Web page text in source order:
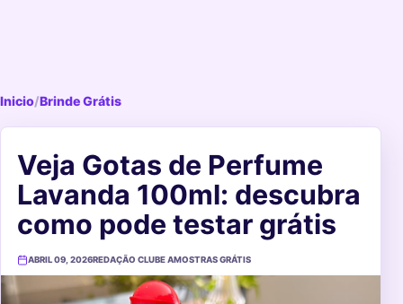
Inicio/Brinde Grátis
Veja Gotas de Perfume
Lavanda 100ml: descubra
como pode testar grátis
ABRIL 09, 2026REDAÇÃO CLUBE AMOSTRAS GRÁTIS